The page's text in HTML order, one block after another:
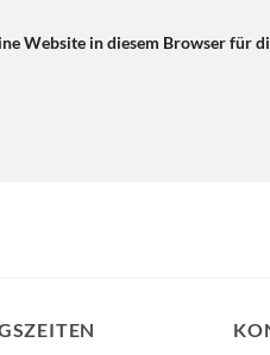
Website in diesem Browser für